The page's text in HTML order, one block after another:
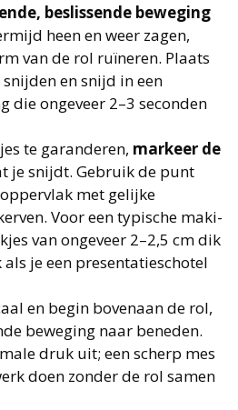
beslissende beweging
heen en weer zagen,
van de rol ruïneren. Plaats
en snijd in een
die ongeveer 2–3 seconden
te garanderen, markeer de
je snijdt. Gebruik de punt
met gelijke
Voor een typische maki-
van ongeveer 2–2,5 cm dik
je een presentatieschotel
en begin bovenaan de rol,
beweging naar beneden.
druk uit; een scherp mes
doen zonder de rol samen